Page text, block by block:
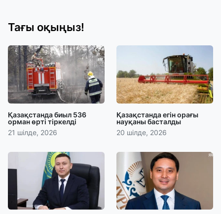
Тағы оқыңыз!
Қазақстанда биыл 536
орман өрті тіркелді
21 шілде, 2026
Қазақстанда егін орағы
науқаны басталды
20 шілде, 2026